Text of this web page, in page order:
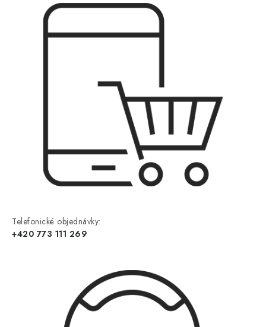
Telefonické objednávky:
+420 773 111 269